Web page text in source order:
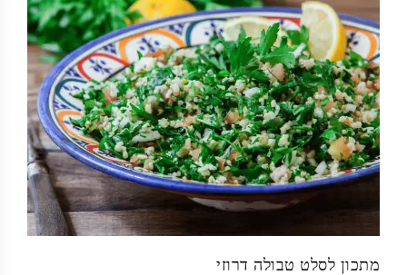
מתכון לסלט טבולה דרוזי